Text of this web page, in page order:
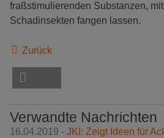
fraßstimulierenden Substanzen,
Schadinsekten fangen lassen.
Zurück
Verwandte Nachrichten
16.04.2019 - JKI: Zeigt Ideen für